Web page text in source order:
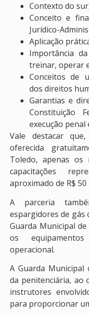
Contexto do
Conceito e
Jurídico-
Aplicação
Importância
treinar, operar
Conceitos de
dos direitos
Garantias e
Constituição
execução penal
Vale destacar
oferecida
Toledo, apenas os
capacitações
aproximado de R$ 50
A parceria
espargidores de gás
Guarda Municipal
os
operacional.
A Guarda
da penitenciária, ao
instrutores
para proporcionar